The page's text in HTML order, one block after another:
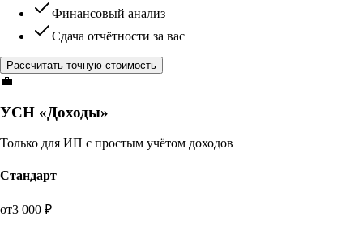
Финансовый анализ
Сдача отчётности за вас
Рассчитать точную стоимость
💼
УСН «Доходы»
Только для ИП с простым учётом доходов
Стандарт
от3 000 ₽